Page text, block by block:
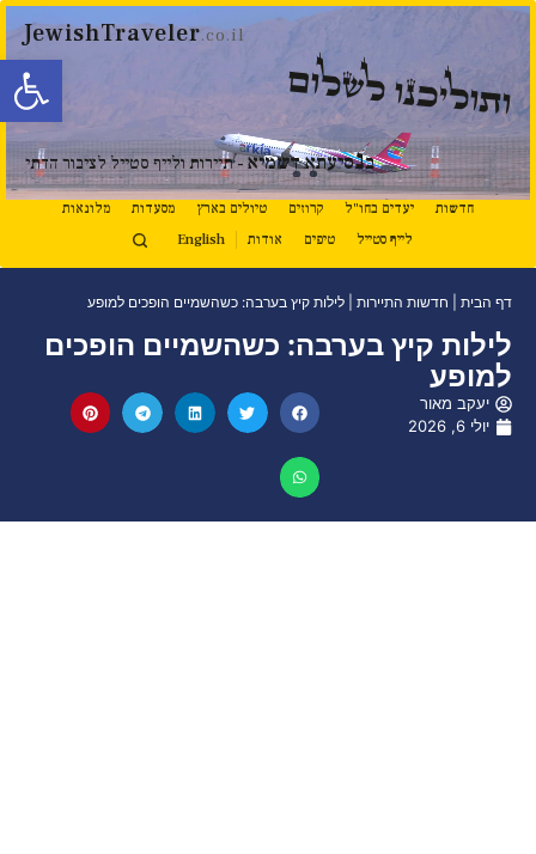
פתח
JewishTraveler.co.il
ותוליכנו לשלום
בנסיעתא דשמיא - תיירות ולייף סטייל לציבור הדתי
חדשות יעדים בחו"ל קרוזים טיולים בארץ מסעדות
מלונאות
לייף סטייל
טיפים אודות English
דף הבית חדשות התיירות לילות קיץ בערבה: כשהשמיים הופכים למופע
לילות קיץ בערבה: כשהשמיים הופכים
למופע
יעקב מאור
יולי 6, 2026